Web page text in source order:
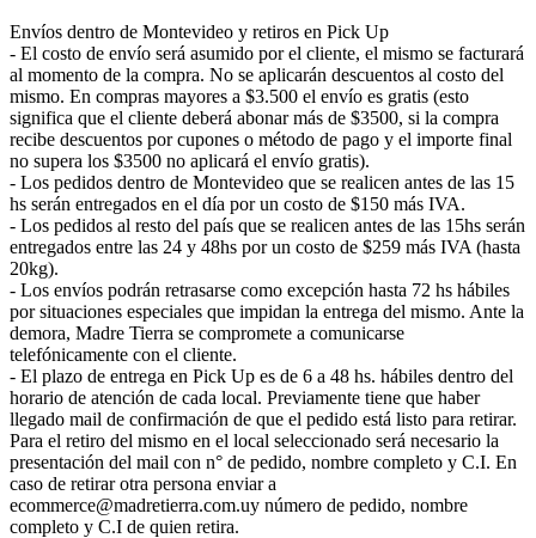
Envíos dentro de Montevideo y retiros en Pick Up
- El costo de envío será asumido por el cliente, el mismo se facturará
al momento de la compra. No se aplicarán descuentos al costo del
mismo. En compras mayores a $3.500 el envío es gratis (esto
significa que el cliente deberá abonar más de $3500, si la compra
recibe descuentos por cupones o método de pago y el importe final
no supera los $3500 no aplicará el envío gratis).
- Los pedidos dentro de Montevideo que se realicen antes de las 15
hs serán entregados en el día por un costo de $150 más IVA.
- Los pedidos al resto del país que se realicen antes de las 15hs serán
entregados entre las 24 y 48hs por un costo de $259 más IVA (hasta
20kg).
- Los envíos podrán retrasarse como excepción hasta 72 hs hábiles
por situaciones especiales que impidan la entrega del mismo. Ante la
demora, Madre Tierra se compromete a comunicarse
telefónicamente con el cliente.
- El plazo de entrega en Pick Up es de 6 a 48 hs. hábiles dentro del
horario de atención de cada local. Previamente tiene que haber
llegado mail de confirmación de que el pedido está listo para retirar.
Para el retiro del mismo en el local seleccionado será necesario la
presentación del mail con n° de pedido, nombre completo y C.I. En
caso de retirar otra persona enviar a
ecommerce@madretierra.com.uy número de pedido, nombre
completo y C.I de quien retira.